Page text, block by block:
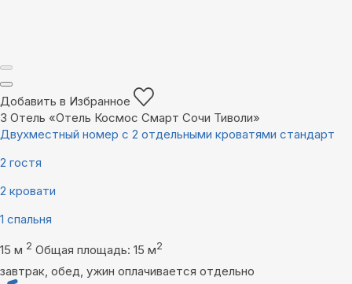
Добавить в Избранное
3 Отель «Отель Космос Смарт Сочи Тиволи»
Двухместный номер с 2 отдельными кроватями стандарт
2 гостя
2 кровати
1 спальня
15 м 2 Общая площадь: 15 м2
завтрак, обед, ужин оплачивается отдельно